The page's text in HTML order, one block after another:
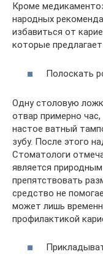
Кроме
народных
избавиться от
которые
Полоскать
Одну столовую
отвар примерно
настое ватный
зубу. После этого
Стоматологи
является
препятствовать
средство не
может лишь
профилактикой